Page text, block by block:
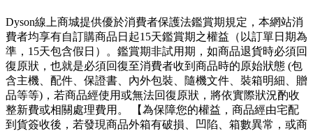
Dyson線上商城提供優於消費者保護法鑑賞期規定，本網站消
費者均享有自訂購商品日起15天鑑賞期之權益（以訂單日期為
準，15天包含假日）。鑑賞期非試用期，如商品退貨時必須回
復原狀，也就是必須回復至消費者收到商品時的原始狀態 (包
含主機、配件、保證書、內外包裝、隨機文件、裝箱明細、贈
品等等)，若商品經使用或無法回復原狀，將依實際狀況酌收
整新費或相關處理費用。 【為保障您的權益，商品經由宅配
到貨簽收後，若發現商品外箱有破損、凹陷、箱數異常，或商